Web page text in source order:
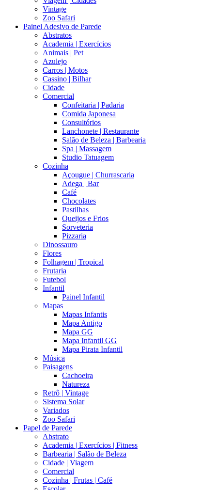
Vintage
Zoo Safari
Painel Adesivo de Parede
Abstratos
Academia | Exercícios
Animais | Pet
Azulejo
Carros | Motos
Cassino | Bilhar
Cidade
Comercial
Confeitaria | Padaria
Comida Japonesa
Consultórios
Lanchonete | Restaurante
Salão de Beleza | Barbearia
Spa | Massagem
Studio Tatuagem
Cozinha
Açougue | Churrascaria
Adega | Bar
Café
Chocolates
Pastilhas
Queijos e Frios
Sorveteria
Pizzaria
Dinossauro
Flores
Folhagem | Tropical
Frutaria
Futebol
Infantil
Painel Infantil
Mapas
Mapas Infantis
Mapa Antigo
Mapa GG
Mapa Infantil GG
Mapa Pirata Infantil
Música
Paisagens
Cachoeira
Natureza
Retrô | Vintage
Sistema Solar
Variados
Zoo Safari
Papel de Parede
Abstrato
Academia | Exercícios | Fitness
Barbearia | Salão de Beleza
Cidade | Viagem
Comercial
Cozinha | Frutas | Café